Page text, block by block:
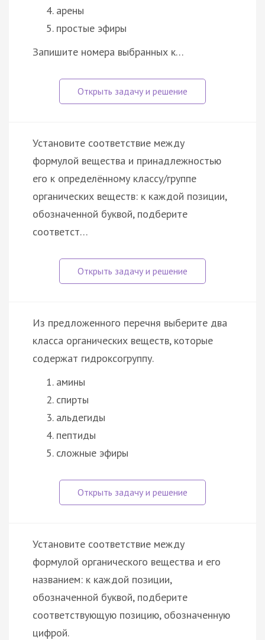
арены
простые эфиры
Запишите номера выбранных к…
Установите соответствие между
формулой вещества и принадлежностью
его к определённому классу/группе
органических веществ: к каждой позиции,
обозначенной буквой, подберите
соответст…
Из предложенного перечня выберите два
класса органических веществ, которые
содержат гидроксогруппу.
амины
спирты
альдегиды
пептиды
сложные эфиры
Установите соответствие между
формулой органического вещества и его
названием: к каждой позиции,
обозначенной буквой, подберите
соответствующую позицию, обозначенную
цифрой.